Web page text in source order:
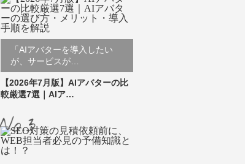
「AIアバターを導入したい
が、サービスが…
【2026年7月版】AIアバターの比
較厳選7選｜AIア…